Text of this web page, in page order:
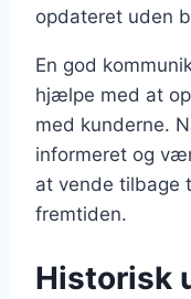
opdateret uden
En god
hjælpe med at
med kunderne.
informeret og
at vende tilbage
fremtiden.
Historisk